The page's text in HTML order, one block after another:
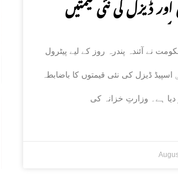
اور ڈیزل کی نئی قیمتیں
نے آئندہ پندرہ روز کے لیے پیٹرول
اسپیڈ ڈیزل کی نئی قیمتوں کا باضابطہ
دیا ہے۔ وزارتِ خزانہ کی